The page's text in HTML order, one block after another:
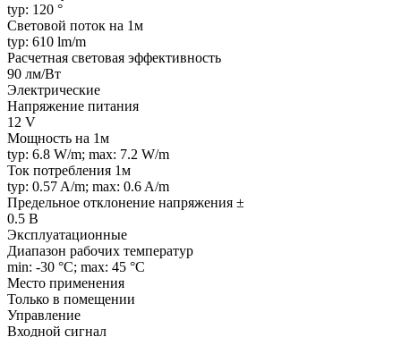
typ: 120 °
Световой поток на 1м
typ: 610 lm/m
Расчетная световая эффективность
90 лм/Вт
Электрические
Напряжение питания
12 V
Мощность на 1м
typ: 6.8 W/m; max: 7.2 W/m
Ток потребления 1м
typ: 0.57 A/m; max: 0.6 A/m
Предельное отклонение напряжения ±
0.5 В
Эксплуатационные
Диапазон рабочих температур
min: -30 °C; max: 45 °C
Место применения
Только в помещении
Управление
Входной сигнал